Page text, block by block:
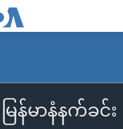
န်မာနံနက်ခင်း